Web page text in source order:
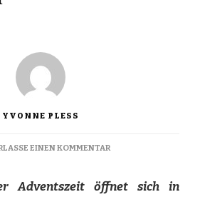
YVONNE PLESS
EINEN KOMMENTARZU
WEIHNACHTSMARKT
Adventszeit öffnet sich in